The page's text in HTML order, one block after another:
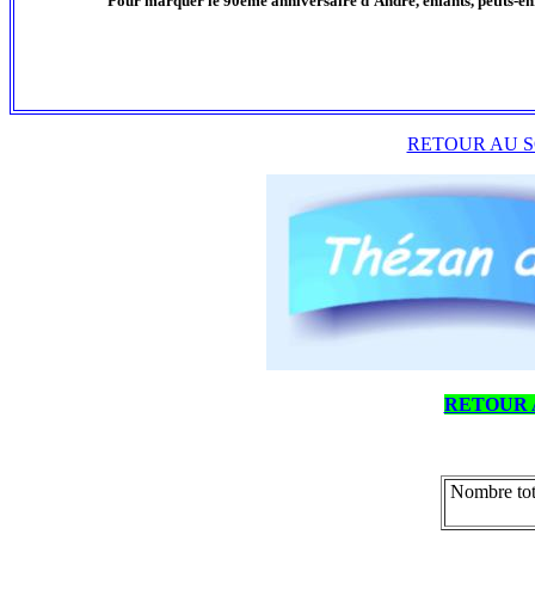
RETOUR AU
RETOUR
Nombre